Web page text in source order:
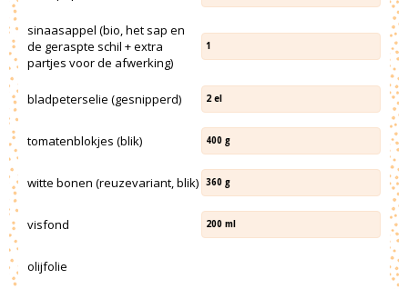
sinaasappel (bio, het sap en
de geraspte schil + extra
partjes voor de afwerking)
1
bladpeterselie (gesnipperd) 2 el
tomatenblokjes (blik) 400 g
witte bonen (reuzevariant, blik) 360 g
visfond 200 ml
olijfolie